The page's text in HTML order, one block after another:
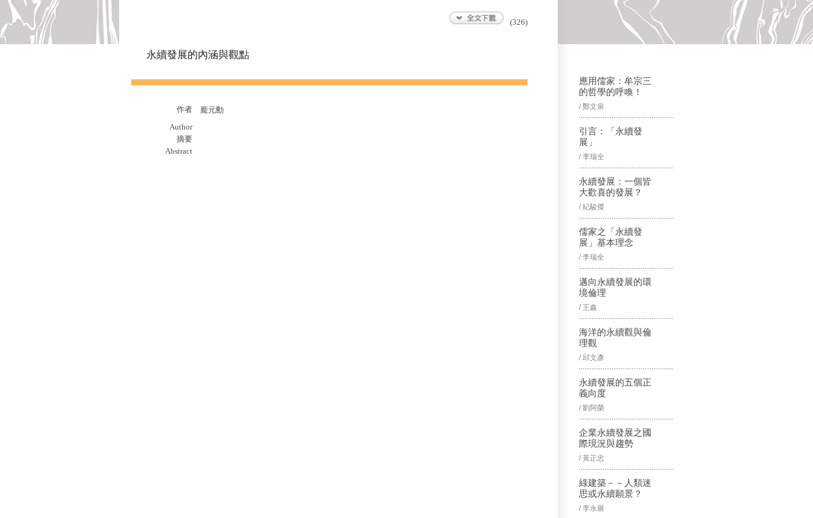
(326)
永續發展的內涵與觀點
作者
龐元勳
Author
摘要
Abstract
應用儒家：牟宗三
的哲學的呼喚！
/ 鄭文泉
引言：「永續發
展」
/ 李瑞全
永續發展：一個皆
大歡喜的發展？
/ 紀駿傑
儒家之「永續發
展」基本理念
/ 李瑞全
邁向永續發展的環
境倫理
/ 王鑫
海洋的永續觀與倫
理觀
/ 邱文彥
永續發展的五個正
義向度
/ 劉阿榮
企業永續發展之國
際現況與趨勢
/ 黃正忠
綠建築－－人類迷
思或永續願景？
/ 李永展